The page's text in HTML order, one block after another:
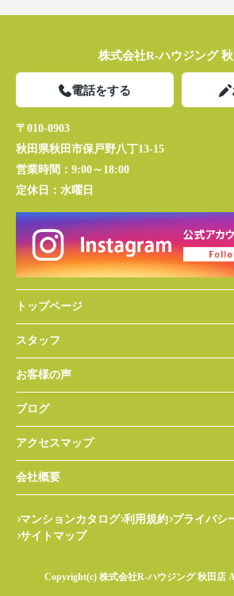
株式会社R-ハウジング
電話をする
〒010-0903
秋田県秋田市保戸野八丁13-15
営業時間： 9:00～18:00
定休日： 水曜日
トップページ
スタッフ
お客様の声
ブログ
アクセスマップ
会社概要
マンションカタログ 利用規約 プライバシ
サイトマップ
Copyright(c) 株式会社R-ハウジング 秋田店